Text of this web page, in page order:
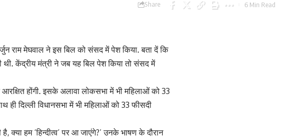
Share 6 Min Read
राम मेघवाल ने इस बिल को संसद में पेश किया. बता दें कि
केंद्रीय मंत्री ने जब यह बिल पेश किया तो संसद में
होंगी. इसके अलावा लोकसभा में भी महिलाओं को 33
ही दिल्ली विधानसभा में भी महिलाओं को 33 फीसदी
क्या हम ‘हिन्दीत्व’ पर आ जाएंगे?’ उनके भाषण के दौरान